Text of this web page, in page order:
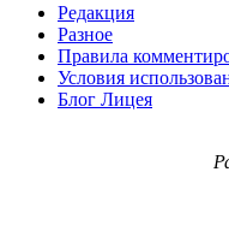
Редакция
Разное
Правила
Условия
Блог Лицея